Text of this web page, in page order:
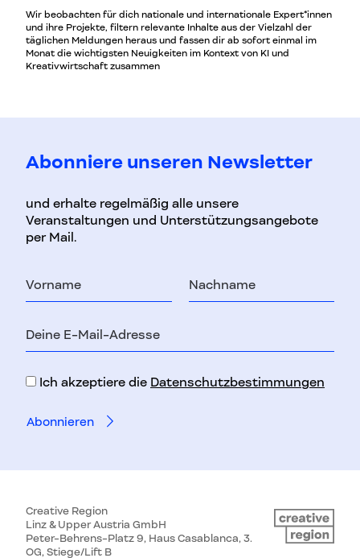
Wir beobachten für dich nationale und internationale Expert*innen
und ihre Projekte, filtern relevante Inhalte aus der Vielzahl der
täglichen Meldungen heraus und fassen dir ab sofort einmal im
Monat die wichtigsten Neuigkeiten im Kontext von KI und
Kreativwirtschaft zusammen
Abonniere unseren Newsletter
und erhalte regelmäßig alle unsere
Veranstaltungen und Unterstützungsangebote
per Mail.
Nachname
Mail-
Ich akzeptiere die Datenschutzbestimmungen
Creative Region
Linz & Upper Austria GmbH
Peter-Behrens-Platz 9, Haus Casablanca, 3.
OG, Stiege/Lift B